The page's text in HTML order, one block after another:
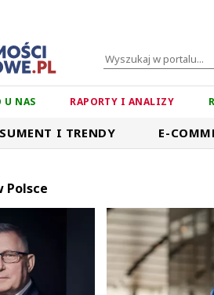
U NAS RAPORTY I ANALIZY
I TRENDY E-
Polsce